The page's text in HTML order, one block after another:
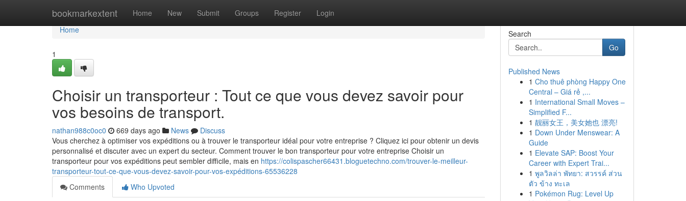
bookmarkextent Home New Submit Groups Register Login
Home
Home
1
Choisir un transporteur : Tout ce que vous devez savoir pour
vos besoins de transport.
nathan988c0oc0 669 days ago News
Discuss
Vous cherchez à optimiser vos expéditions ou à trouver le transporteur idéal pour votre entreprise ? Cliquez ici pour obtenir un devis
personnalisé et discuter avec un expert du secteur. Comment trouver le bon transporteur pour votre entreprise Choisir un
transporteur pour vos expéditions peut sembler difficile, mais en https://colispascher66431.bloguetechno.com/trouver-le-meilleur-
transporteur-tout-ce-que-vous-devez-savoir-pour-vos-expéditions-65536228
Comments
Who Upvoted
Search
Go
Published News
1 Cho thuê phòng Happy One
Central – Giá rẻ ,...
1 International Small Moves –
Simplified F...
1 靓丽女王，美女她也 漂亮!
1 Down Under Menswear: A
Guide
1 Elevate SAP: Boost Your
Career with Expert Trai...
1 พูลวิลล่า พัทยา: สวรรค์ ส่วน
ตัว ข้าง ทะเล
1 Pokémon Rug: Level Up